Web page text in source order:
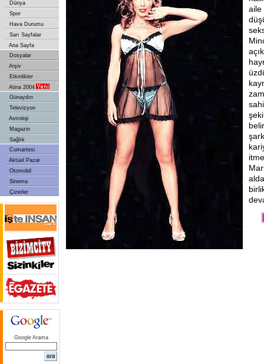
Dünya
Spor
Hava Durumu
Sarı Sayfalar
Ana Sayfa
Dosyalar
Arşiv
Etkinlikler
Atina 2004
Günaydın
Televizyon
Astroloji
Magazin
Sağlık
Cumartesi
Aktüel Pazar
Otomobil
Sinema
Çizerler
Google Arama
aile